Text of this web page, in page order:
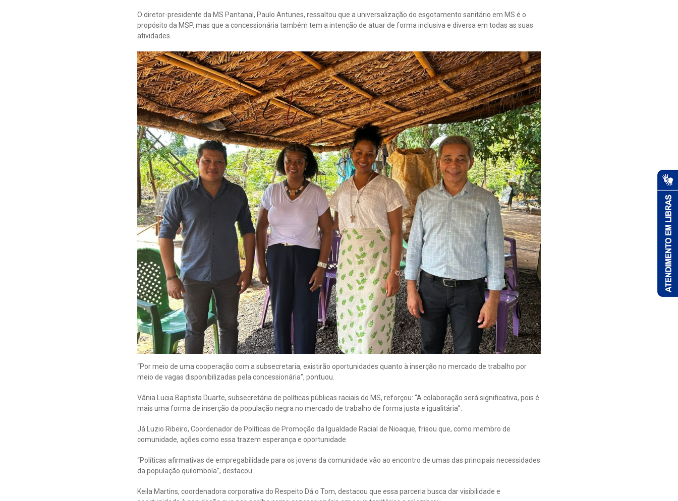
O diretor-presidente da MS Pantanal, Paulo Antunes, ressaltou que a universalização do esgotamento sanitário em MS é o
propósito da MSP, mas que a concessionária também tem a intenção de atuar de forma inclusiva e diversa em todas as suas
atividades.
“Por meio de uma cooperação com a subsecretaria, existirão oportunidades quanto à inserção no mercado de trabalho por
meio de vagas disponibilizadas pela concessionária”, pontuou.
Vânia Lucia Baptista Duarte, subsecretária de políticas públicas raciais do MS, reforçou: “A colaboração será significativa, pois é
mais uma forma de inserção da população negra no mercado de trabalho de forma justa e igualitária”.
Já Luzio Ribeiro, Coordenador de Políticas de Promoção da Igualdade Racial de Nioaque, frisou que, como membro de
comunidade, ações como essa trazem esperança e oportunidade.
“Políticas afirmativas de empregabilidade para os jovens da comunidade vão ao encontro de umas das principais necessidades
da população quilombola”, destacou.
Keila Martins, coordenadora corporativa do Respeito Dá o Tom, destacou que essa parceria busca dar visibilidade e